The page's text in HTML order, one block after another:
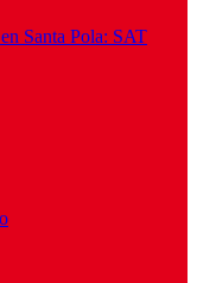
Santa Pola: SAT